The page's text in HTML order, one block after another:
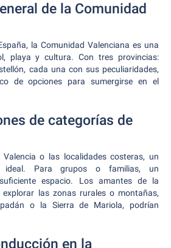
de la Comunidad
la Comunidad Valenciana es una
playa y cultura. Con tres provincias:
cada una con sus peculiaridades,
de opciones para sumergirse en el
de categorías de
o las localidades costeras, un
ideal. Para grupos o familias, un
espacio. Los amantes de la
explorar las zonas rurales o montañas,
o la Sierra de Mariola, podrían
en la